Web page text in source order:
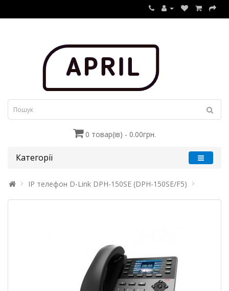
0 товар(ів) - 0.00грн.
Категорії
IP телефон D-Link DPH-150SE (DPH-150SE/F5)